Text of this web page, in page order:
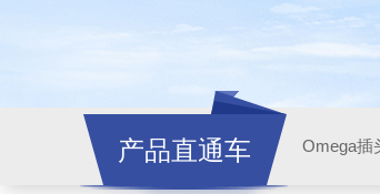
产品直通车